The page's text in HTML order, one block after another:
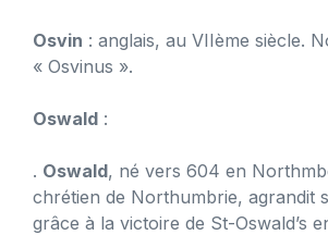
Osvin : anglais, au VIIème siècle.
« Osvinus ».
Oswald :
. Oswald, né vers 604 en
chrétien de Northumbrie, agrandit
grâce à la victoire de St-Oswald’s